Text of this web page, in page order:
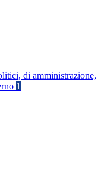
di amministrazione,
1